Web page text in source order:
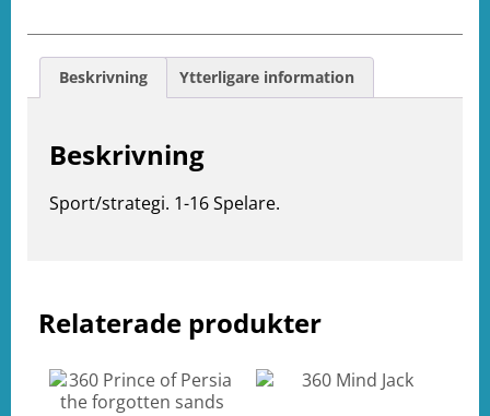
Relaterade produkter
Beskrivning Ytterligare information
Beskrivning
Sport/strategi. 1-16 Spelare.